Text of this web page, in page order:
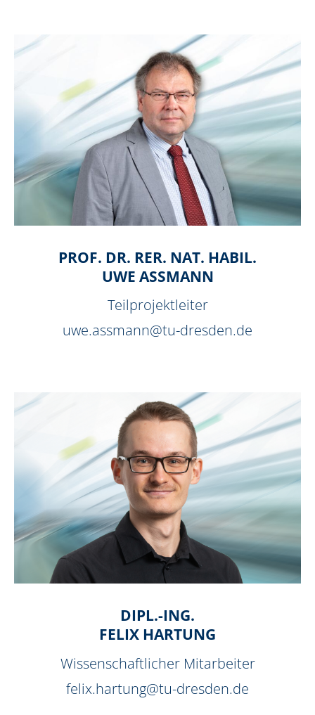
PROF. DR. RER. NAT. HABIL.
UWE ASSMANN
Teilprojektleiter
uwe.assmann@tu-dresden.de
DIPL.-ING.
FELIX HARTUNG
Wissenschaftlicher Mitarbeiter
felix.hartung@tu-dresden.de